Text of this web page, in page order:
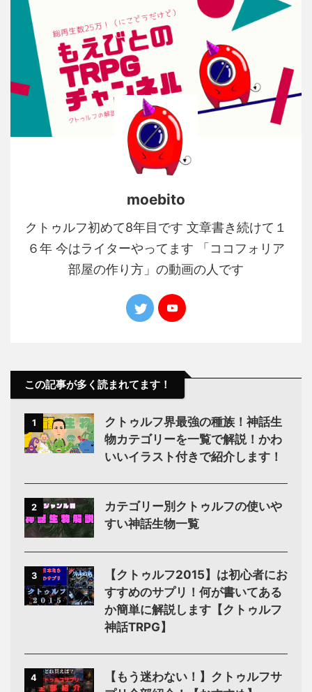
moebito
クトゥルフ初めて8年目です 文章書き続けて１
６年 今はライターやってます 「ココフォリア
部屋の作り方」の動画の人です
この記事が多く読まれてます！
1
クトゥルフ界最強の種族！神話生
物カテゴリーを一覧で解説！かわ
いいイラスト付きで紹介します！
2
カテゴリー別クトゥルフの使いや
すい神話生物一覧
3
【クトゥルフ2015】は初心者にお
すすめのサプリ！何が書いてある
か簡単に解説します【クトゥルフ
神話TRPG】
4
【もう迷わない！】クトゥルフサ